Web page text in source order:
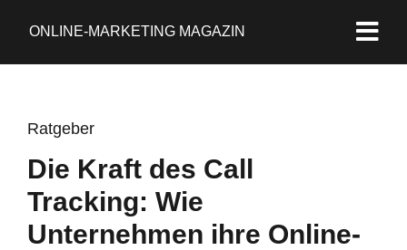
ONLINE-MARKETING MAGAZIN
Ratgeber
Die Kraft des Call
Tracking: Wie
Unternehmen ihre Online-